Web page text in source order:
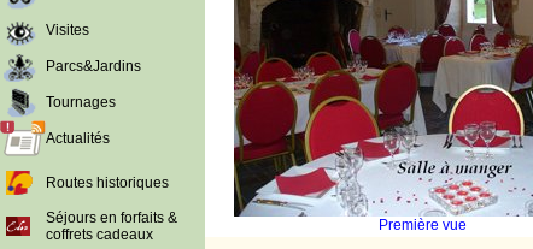
Visites
Parcs&Jardins
Tournages
Actualités
Routes historiques
Séjours en forfaits &
coffrets cadeaux
Première vue